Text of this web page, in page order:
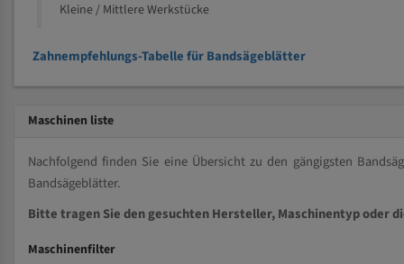
Kleine / Mittlere Werkstücke
Zahnempfehlungs-Tabelle für Bandsägeblätter
Maschinen liste
Nachfolgend finden Sie eine Übersicht zu den gängigsten
Bandsägeblätter.
Bitte tragen Sie den gesuchten Hersteller, Maschinentyp oder
Maschinenfilter